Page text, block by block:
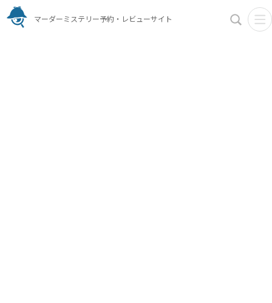
マーダーミステリー予約・レビューサイト